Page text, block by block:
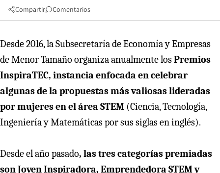
Compartir Comentarios
Desde 2016, la Subsecretaría de Economía y Empresas
de Menor Tamaño organiza anualmente losPremios
InspiraTEC, instancia enfocada en celebrar
algunas de la propuestas más valiosas lideradas
por mujeres en el área STEM (Ciencia, Tecnología,
Ingeniería y Matemáticas por sus siglas en inglés).
Desde el año pasado, las tres categorías premiadas
son Joven Inspiradora, Emprendedora STEM y